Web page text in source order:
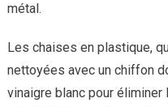
métal.
Les chaises en plastique,
nettoyées avec un chiffon
vinaigre blanc pour